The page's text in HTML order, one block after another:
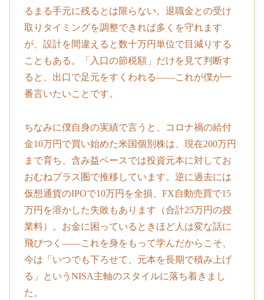
るまる手元に残るとは限らない。退職金との受け
取りタイミングを調整できれば多くを守れます
が、設計を間違えると数十万円単位で目減りする
こともある。「入口の節税額」だけを見て判断す
ると、出口で足元をすくわれる——これが僕が一
番言いたいことです。
ちなみに僕自身の実績で言うと、コロナ禍の給付
金10万円で買い始めた米国個別株は、現在200万円
まで育ち、含み益ベースでは投資元本に対してお
おむねプラス圏で推移しています。逆に過去には
仮想通貨のIPOで10万円を全損、FX自動売買で15
万円を溶かした失敗もあります（合計25万円の授
業料）。お金に困っているときほど人は変な話に
飛びつく——これを身をもって学んだからこそ、
今は「いつでも下ろせて、元本を長期で積み上げ
る」というNISA主軸のスタイルに落ち着きまし
た。